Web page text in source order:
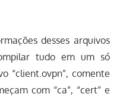
desses arquivos
tudo em um só
“client.ovpn”, comente
com “ca”, “cert” e